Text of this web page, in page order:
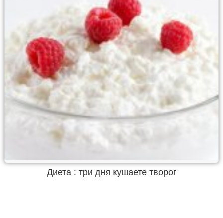
Диета : три дня кушаете творог